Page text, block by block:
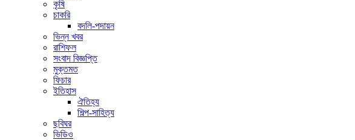
কৃষি
চাকরি
বদলি-পদায়ন
ভিন্ন খবর
রাশিফল
সংবাদ বিজ্ঞপ্তি
মুক্তমত
ফিচার
ইতিহাস
ঐতিহ্য
শিল্প-সাহিত্য
ছবিঘর
ভিডিও